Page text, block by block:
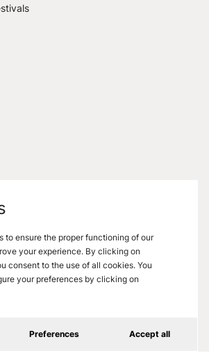
Mons
to ensure the proper functioning of our
your experience. By clicking on
consent to the use of all cookies. You
your preferences by clicking on
Preferences Accept all